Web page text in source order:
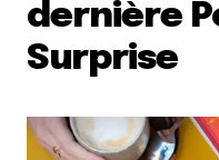
Votre adresse e-mail
champs obligatoires
Prévenez-moi de tous
dernière
Surprise